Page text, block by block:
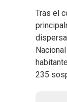
Tras el
235